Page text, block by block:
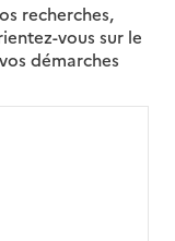
recherches,
vous sur le
démarches